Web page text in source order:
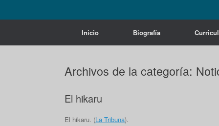
Inicio Biografía
Archivos de la categoría:
El hikaru
El hikaru. (La Tribuna).